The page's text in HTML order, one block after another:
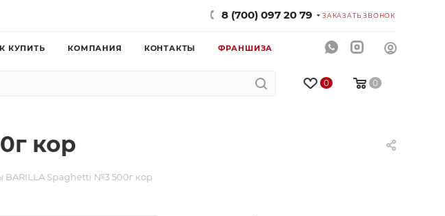
8 (700) 097 20 79 ЗАКАЗАТЬ ЗВОНОК
КУПИТЬ КОМПАНИЯ КОНТАКТЫ ФРАНШИЗА
0 0
кор
Spaghetti №3 500г кор